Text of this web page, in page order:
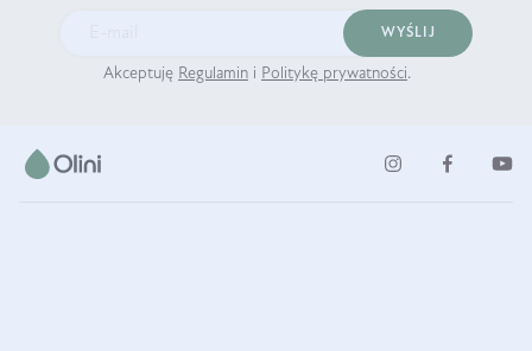
WYŚLIJ
Akceptuję Regulamin i Politykę prywatności.